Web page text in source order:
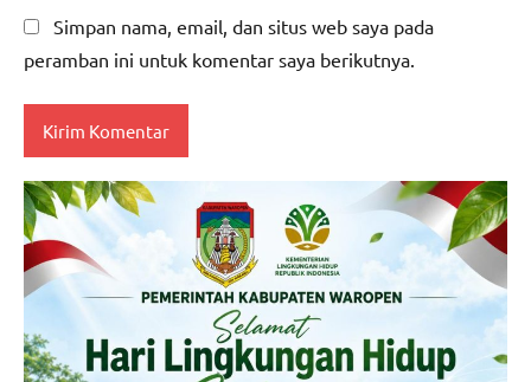
Simpan nama, email, dan situs web saya pada
peramban ini untuk komentar saya berikutnya.